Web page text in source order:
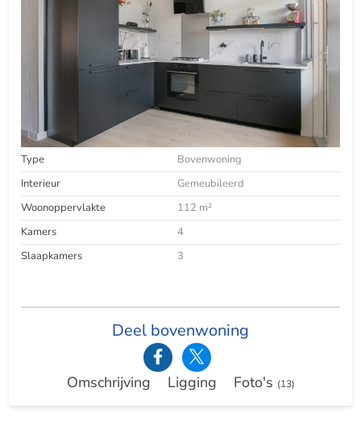
Type
Bovenwoning
Interieur
Gemeubileerd
Woonoppervlakte
112 m²
Kamers
4
Slaapkamers
3
Deel bovenwoning
Omschrijving Ligging Foto's (13)